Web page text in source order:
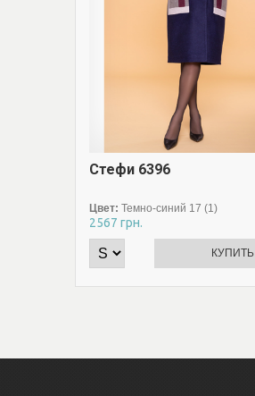
Стефи 6396
Цвет: Темно-синий 17 (1)
2567 грн.
КУПИТЬ